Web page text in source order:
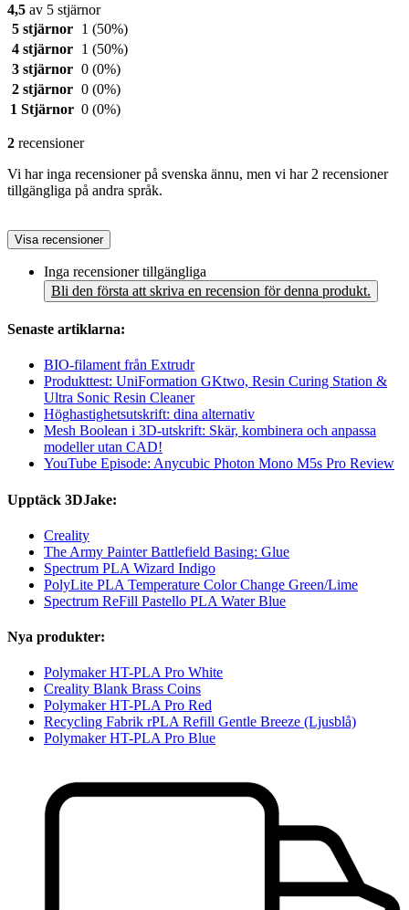
4,5 av 5 stjärnor
5 stjärnor
1 (50%)
4 stjärnor
1 (50%)
3 stjärnor 0 (0%)
2 stjärnor 0 (0%)
1 Stjärnor 0 (0%)
2 recensioner
Vi har inga recensioner på svenska ännu, men vi har 2 recensioner
tillgängliga på andra språk.
Visa recensioner
Inga recensioner tillgängliga
Bli den första att skriva en recension för denna produkt.
Senaste artiklarna:
BIO-filament från Extrudr
Produkttest: UniFormation GKtwo, Resin Curing Station &
Ultra Sonic Resin Cleaner
Höghastighetsutskrift: dina alternativ
Mesh Boolean i 3D-utskrift: Skär, kombinera och anpassa
modeller utan CAD!
YouTube Episode: Anycubic Photon Mono M5s Pro Review
Upptäck 3DJake:
Creality
The Army Painter Battlefield Basing: Glue
Spectrum PLA Wizard Indigo
PolyLite PLA Temperature Color Change Green/Lime
Spectrum ReFill Pastello PLA Water Blue
Nya produkter:
Polymaker HT-PLA Pro White
Creality Blank Brass Coins
Polymaker HT-PLA Pro Red
Recycling Fabrik rPLA Refill Gentle Breeze (Ljusblå)
Polymaker HT-PLA Pro Blue